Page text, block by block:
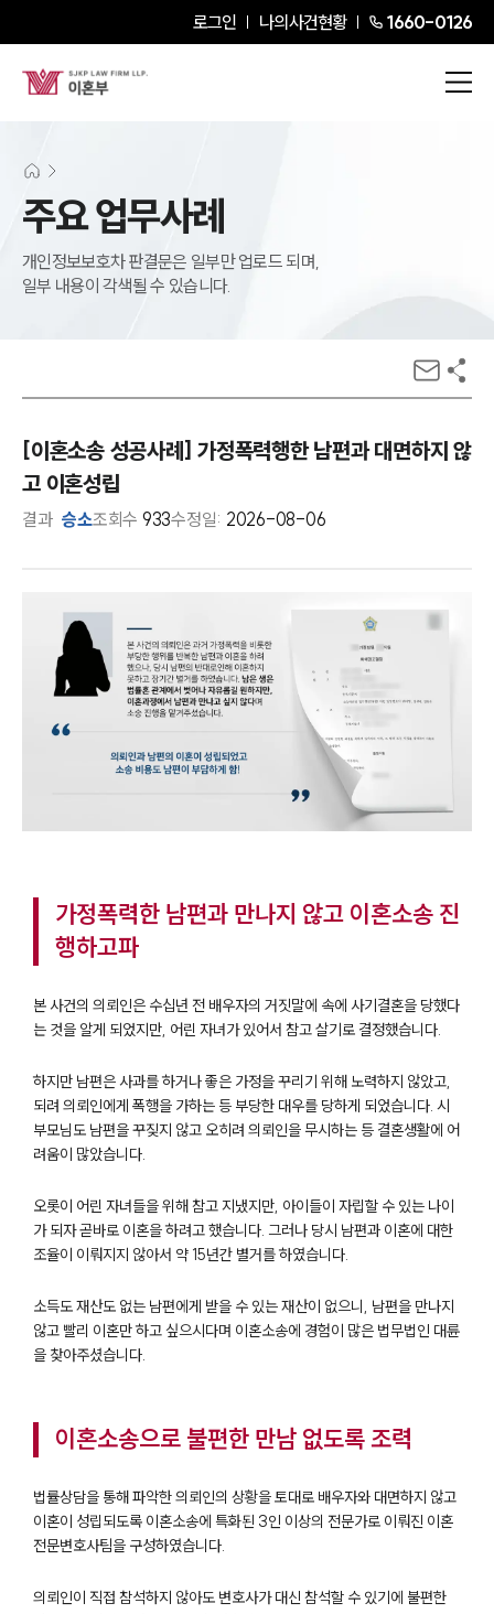
로그인 나의사건현황 1660-0126
주요 업무사례
개인정보보호차 판결문은 일부만 업로드 되며,
일부 내용이 각색될 수 있습니다.
[이혼소송 성공사례] 가정폭력행한 남편과 대면하지 않
고 이혼성립
결과 승소조회수 933수정일: 2026-08-06
가정폭력한 남편과 만나지 않고 이혼소송 진
행하고파
본 사건의 의뢰인은 수십년 전 배우자의 거짓말에 속에 사기결혼을 당했다
는 것을 알게 되었지만, 어린 자녀가 있어서 참고 살기로 결정했습니다.
하지만 남편은 사과를 하거나 좋은 가정을 꾸리기 위해 노력하지 않았고,
되려 의뢰인에게 폭행을 가하는 등 부당한 대우를 당하게 되었습니다. 시
부모님도 남편을 꾸짖지 않고 오히려 의뢰인을 무시하는 등 결혼생활에 어
려움이 많았습니다.
오롯이 어린 자녀들을 위해 참고 지냈지만, 아이들이 자립할 수 있는 나이
가 되자 곧바로 이혼을 하려고 했습니다. 그러나 당시 남편과 이혼에 대한
조율이 이뤄지지 않아서 약 15년간 별거를 하였습니다.
소득도 재산도 없는 남편에게 받을 수 있는 재산이 없으니, 남편을 만나지
않고 빨리 이혼만 하고 싶으시다며 이혼소송에 경험이 많은 법무법인 대륜
을 찾아주셨습니다.
이혼소송으로 불편한 만남 없도록 조력
법률상담을 통해 파악한 의뢰인의 상황을 토대로 배우자와 대면하지 않고
이혼이 성립되도록 이혼소송에 특화된 3인 이상의 전문가로 이뤄진 이혼
전문변호사팀을 구성하였습니다.
의뢰인이 직접 참석하지 않아도 변호사가 대신 참석할 수 있기에 불편한